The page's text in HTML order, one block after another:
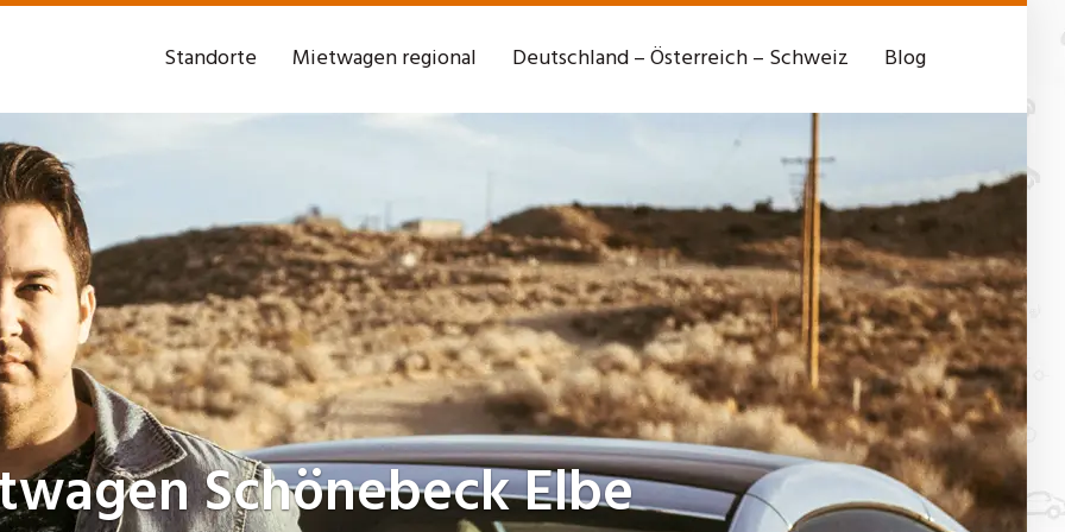
Standorte Mietwagen regional Deutschland – Österreich – Schweiz Blog
Schönebeck Elbe